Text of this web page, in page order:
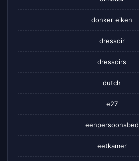
donker eiken
dressoir
dressoirs
dutch
e27
eenpersoonsbed
eetkamer